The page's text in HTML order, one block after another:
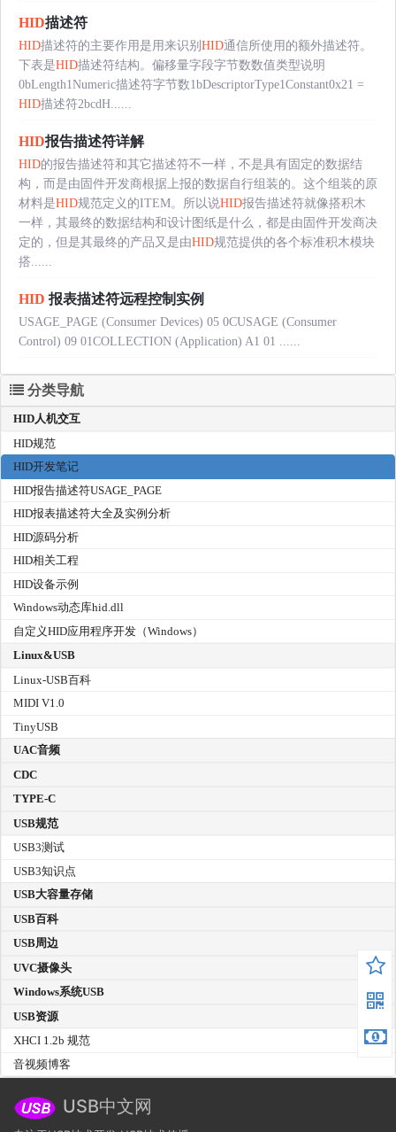
HID描述符
HID描述符的主要作用是用来识别 HID通信所使用的额外描述符。
下表是HID描述符结构。偏移量字段字节数数值类型说明
0bLength1Numeric描述符字节数1bDescriptorType1Constant0x21 =
HID描述符2bcdH......
HID报告描述符详解
HID的报告描述符和其它描述符不一样，不是具有固定的数据结
构，而是由固件开发商根据上报的数据自行组装的。这个组装的原
材料是HID规范定义的ITEM。所以说HID报告描述符就像搭积木
一样，其最终的数据结构和设计图纸是什么，都是由固件开发商决
定的，但是其最终的产品又是由HID规范提供的各个标准积木模块
搭......
HID 报表描述符远程控制实例
USAGE_PAGE (Consumer Devices) 05 0CUSAGE (Consumer
Control) 09 01COLLECTION (Application) A1 01 ......
分类导航
HID人机交互
HID规范
HID开发笔记
HID报告描述符USAGE_PAGE
HID报表描述符大全及实例分析
HID源码分析
HID相关工程
HID设备示例
Windows动态库hid.dll
自定义HID应用程序开发（Windows）
Linux&USB
Linux-USB百科
MIDI V1.0
TinyUSB
UAC音频
CDC
TYPE-C
USB规范
USB3测试
USB3知识点
USB大容量存储
USB百科
USB周边
UVC摄像头
Windows系统USB
USB资源
XHCI 1.2b 规范
音视频博客
USB中文网